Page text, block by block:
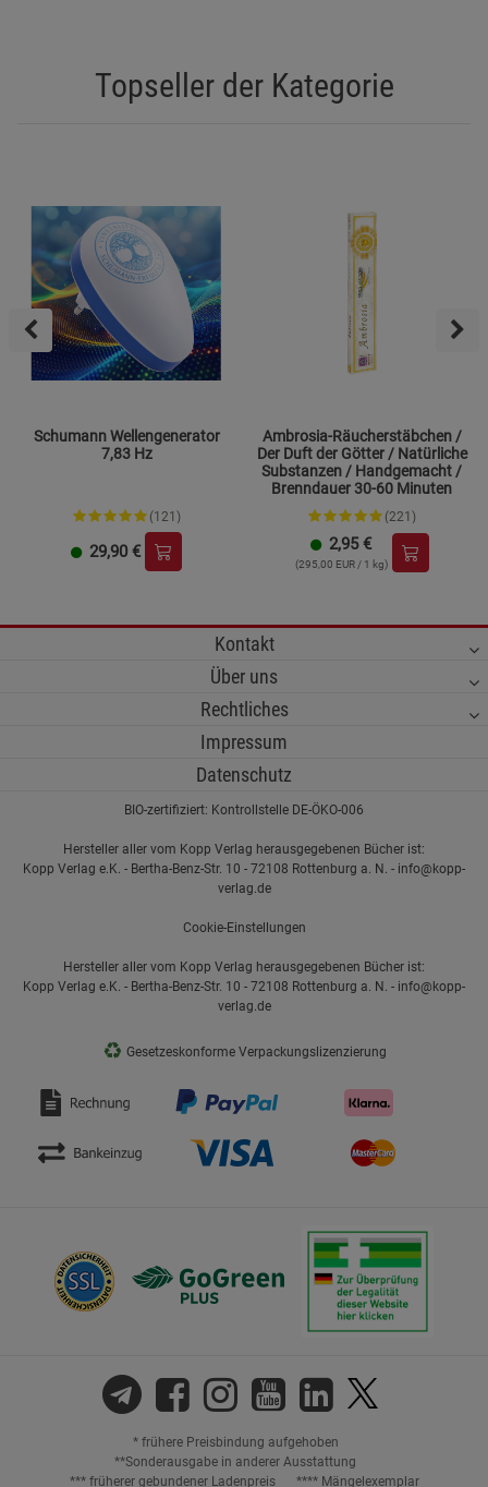
Topseller der Kategorie
Schumann Wellengenerator
7,83 Hz
(121)
29,90 €
Ambrosia-Räucherstäbchen /
Der Duft der Götter / Natürliche
Substanzen / Handgemacht /
Brenndauer 30-60 Minuten
(221)
2,95 €
(295,00 EUR / 1 kg)
Kontakt
Über uns
Rechtliches
Impressum
Datenschutz
BIO-zertifiziert: Kontrollstelle DE-ÖKO-006
Hersteller aller vom Kopp Verlag herausgegebenen Bücher ist:
Kopp Verlag e.K. - Bertha-Benz-Str. 10 - 72108 Rottenburg a. N. - info@kopp-
verlag.de
Cookie-Einstellungen
Hersteller aller vom Kopp Verlag herausgegebenen Bücher ist:
Kopp Verlag e.K. - Bertha-Benz-Str. 10 - 72108 Rottenburg a. N. - info@kopp-
verlag.de
♻ Gesetzeskonforme Verpackungslizenzierung
* frühere Preisbindung aufgehoben
**Sonderausgabe in anderer Ausstattung
*** früherer gebundener Ladenpreis
**** Mängelexemplar